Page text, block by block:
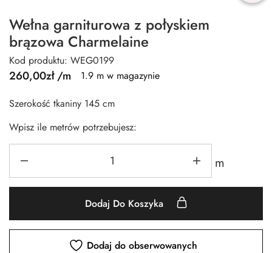
Wełna garniturowa z połyskiem
brązowa Charmelaine
Kod produktu: WEG0199
260,00zł/m
1.9 m w magazynie
Szerokość tkaniny 145 cm
Wpisz ile metrów potrzebujesz:
m
Dodaj Do Koszyka
Dodaj do obserwowanych